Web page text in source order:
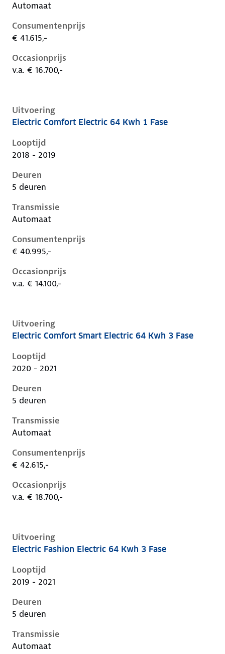
Automaat
Consumentenprijs
€ 41.615,-
Occasionprijs
v.a. € 16.700,-
Uitvoering
Hyundai Kona i, electric 64 kwh 1 fase, 150 kW,
Electric Comfort Electric 64 Kwh 1 Fase
Looptijd
2018 - 2019
Deuren
5 deuren
Transmissie
Automaat
Consumentenprijs
€ 40.995,-
Occasionprijs
v.a. € 14.100,-
Uitvoering
Hyundai Kona i, electric 64 kwh 3 fase, 150 kW,
Electric Comfort Smart Electric 64 Kwh 3 Fase
Looptijd
2020 - 2021
Deuren
5 deuren
Transmissie
Automaat
Consumentenprijs
€ 42.615,-
Occasionprijs
v.a. € 18.700,-
Uitvoering
Hyundai Kona i, electric 64 kwh 3 fase, 150 kW,
Electric Fashion Electric 64 Kwh 3 Fase
Looptijd
2019 - 2021
Deuren
5 deuren
Transmissie
Automaat